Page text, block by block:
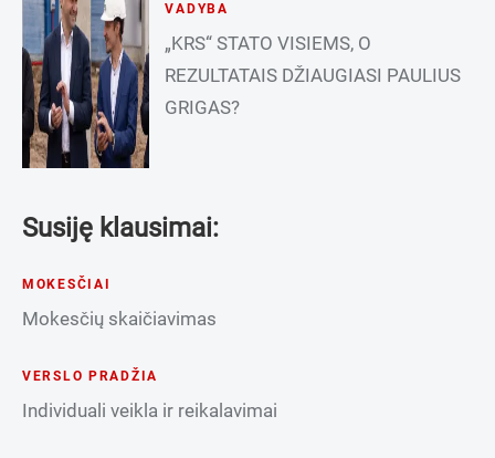
VADYBA
„KRS“ STATO VISIEMS, O
REZULTATAIS DŽIAUGIASI PAULIUS
GRIGAS?
Susiję klausimai:
MOKESČIAI
Mokesčių skaičiavimas
VERSLO PRADŽIA
Individuali veikla ir reikalavimai